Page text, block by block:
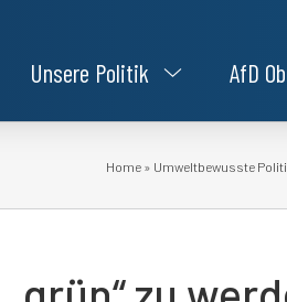
Unsere Politik AfD
Home » Umweltbewusste